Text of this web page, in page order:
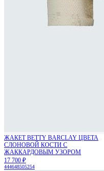
ЖАКЕТ BETTY BARCLAY ЦВЕТА
СЛОНОВОЙ КОСТИ С
ЖАККАРДОВЫМ УЗОРОМ
17 700 ₽
444648505254